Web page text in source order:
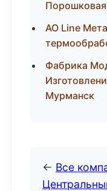
АО Line
Фабрика
Мурманск
← Все